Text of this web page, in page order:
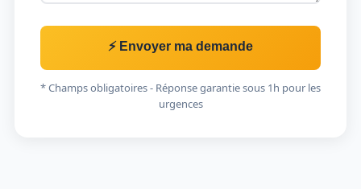
⚡ Envoyer ma demande
* Champs obligatoires - Réponse garantie sous 1h pour les
urgences